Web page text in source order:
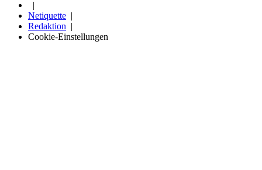
Netiquette
Redaktion
Cookie-Einstellungen